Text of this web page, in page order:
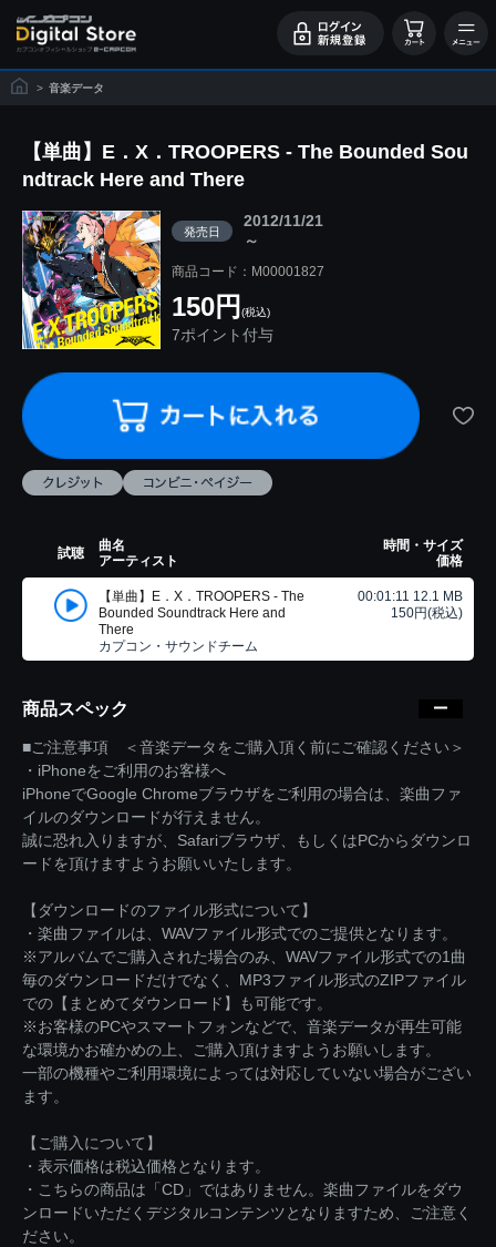
> 音楽データ
【単曲】E．X．TROOPERS - The Bounded Sou
ndtrack Here and There
発売日
2012/11/21
～
商品コード：M00001827
150円 (税込)
7ポイント付与
試聴
曲名
アーティスト
時間・サイズ
価格
【単曲】E．X．TROOPERS - The
Bounded Soundtrack Here and
There
カプコン・サウンドチーム
00:01:11 12.1 MB
150円(税込)
商品スペック
■ご注意事項 ＜音楽データをご購入頂く前にご確認ください＞
・iPhoneをご利用のお客様へ
iPhoneでGoogle Chromeブラウザをご利用の場合は、楽曲ファ
イルのダウンロードが行えません。
誠に恐れ入りますが、Safariブラウザ、もしくはPCからダウンロ
ードを頂けますようお願いいたします。
【ダウンロードのファイル形式について】
・楽曲ファイルは、WAVファイル形式でのご提供となります。
※アルバムでご購入された場合のみ、WAVファイル形式での1曲
毎のダウンロードだけでなく、MP3ファイル形式のZIPファイル
での【まとめてダウンロード】も可能です。
※お客様のPCやスマートフォンなどで、音楽データが再生可能
な環境かお確かめの上、ご購入頂けますようお願いします。
一部の機種やご利用環境によっては対応していない場合がござい
ます。
【ご購入について】
・表示価格は税込価格となります。
・こちらの商品は「CD」ではありません。楽曲ファイルをダウ
ンロードいただくデジタルコンテンツとなりますため、ご注意く
ださい。